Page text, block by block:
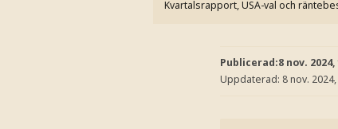
Kvartalsrapport, USA-val och
Publicerad:8 nov. 2024,
Uppdaterad: 8 nov.